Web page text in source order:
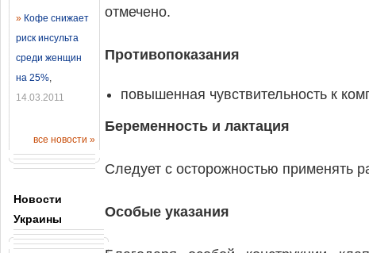
» Кофе снижает
риск инсульта
среди женщин
на 25%,
14.03.2011
все новости »
Новости
Украины
отмечено.
Противопоказания
повышенная чувствительность к
Беременность и лактация
Следует с осторожностью применять
Особые указания